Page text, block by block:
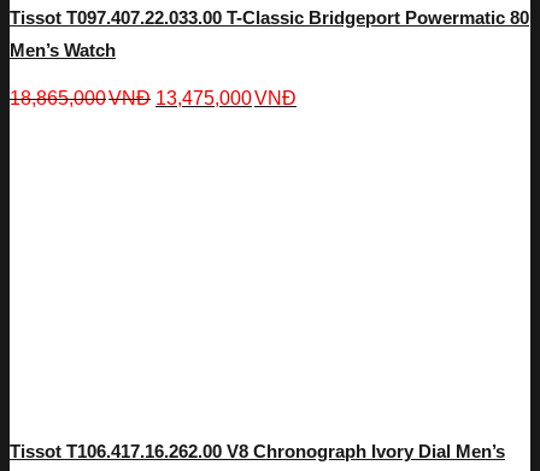
Tissot T097.407.22.033.00 T-Classic Bridgeport Powermatic 80
Men’s Watch
18,865,000VNĐ 13,475,000VNĐ
Tissot T106.417.16.262.00 V8 Chronograph Ivory Dial Men’s